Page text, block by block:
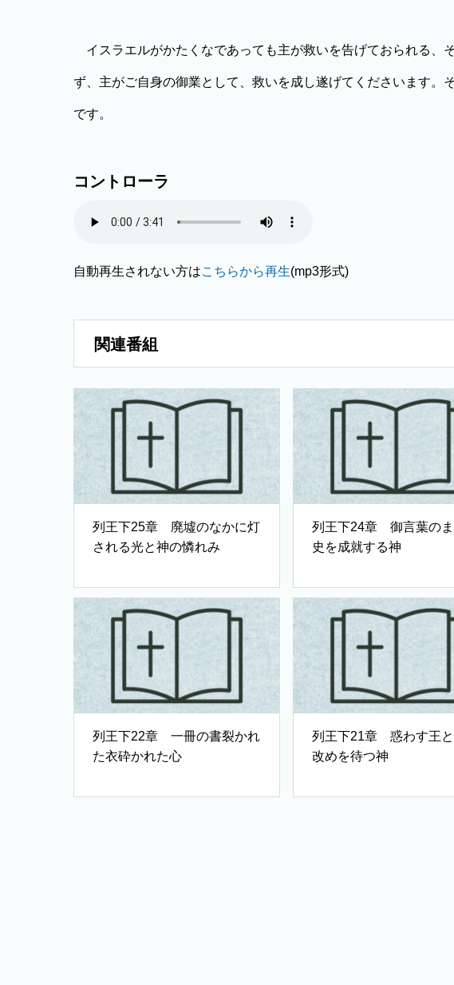
イスラエルがかたくなであっても主が救いを告げておられる、
ず、主がご自身の御業として、救いを成し遂げてくださいます。
です。
コントローラ
自動再生されない方はこちらから再生(mp3形式)
関連番組
列王下25章 廃墟のなかに灯
される光と神の憐れみ
列王下24章 御言葉の
史を成就する神
列王下22章 一冊の書裂かれ
た衣砕かれた心
列王下21章 惑わす王
改めを待つ神